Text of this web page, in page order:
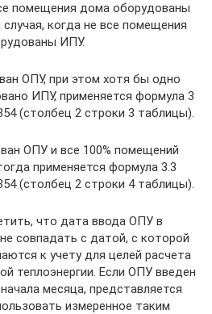
помещения дома оборудованы
когда не все помещения
ИПУ.
ОПУ, при этом хотя бы одно
ИПУ, применяется формула 3
(столбец 2 строки 3 таблицы).
ОПУ и все 100% помещений
применяется формула 3.3
(столбец 2 строки 4 таблицы).
что дата ввода ОПУ в
совпадать с датой, с которой
к учету для целей расчета
теплоэнергии. Если ОПУ введен
месяца, представляется
измеренное таким